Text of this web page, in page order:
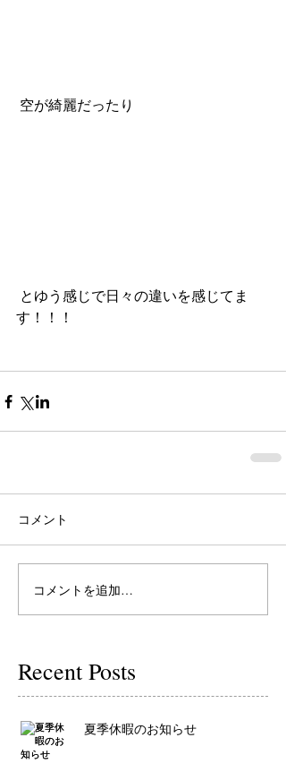
空が綺麗だったり
す！！！
コメント
コメントを追加…
Recent Posts
夏季休暇のお知らせ